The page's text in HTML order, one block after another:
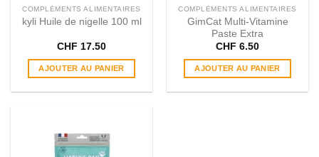
COMPLÉMENTS ALIMENTAIRES
kyli Huile de nigelle 100 ml
CHF 17.50
AJOUTER AU PANIER
COMPLÉMENTS ALIMENTAIRES
GimCat Multi-Vitamine
Paste Extra
CHF 6.50
AJOUTER AU PANIER